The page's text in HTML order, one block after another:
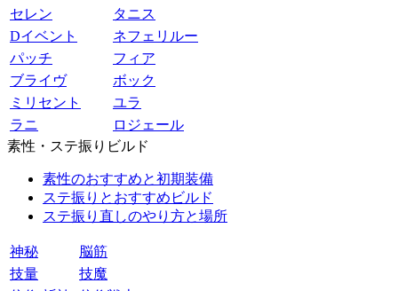
セレン
タニス
Dイベント
ネフェリルー
パッチ
フィア
ブライヴ
ボック
ミリセント
ユラ
ラニ
ロジェール
素性・ステ振りビルド
素性のおすすめと初期装備
ステ振りとおすすめビルド
ステ振り直しのやり方と場所
神秘
脳筋
技量
技魔